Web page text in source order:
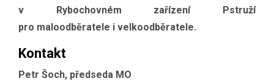
v Rybochovném zařízení Pstruží
pro maloodběratele i velkoodběratele.
Kontakt
Petr Šoch, předseda MO